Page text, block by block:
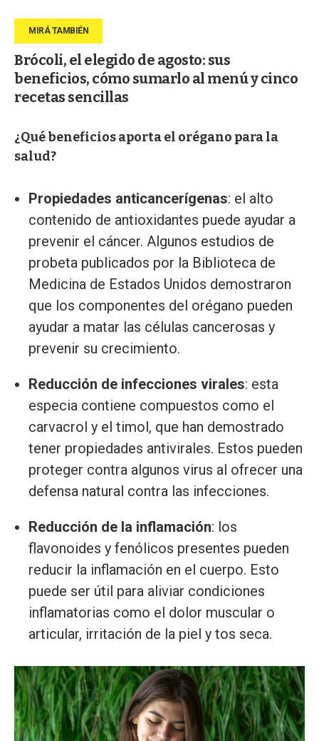
Brócoli, el elegido de agosto: sus
beneficios, cómo sumarlo al menú y cinco
recetas sencillas
¿Qué beneficios aporta el orégano para la
salud?
Propiedades anticancerígenas: el alto
contenido de antioxidantes puede ayudar a
prevenir el cáncer. Algunos estudios de
probeta publicados por la Biblioteca de
Medicina de Estados Unidos demostraron
que los componentes del orégano pueden
ayudar a matar las células cancerosas y
prevenir su crecimiento.
Reducción de infecciones virales: esta
especia contiene compuestos como el
carvacrol y el timol, que han demostrado
tener propiedades antivirales. Estos pueden
proteger contra algunos virus al ofrecer una
defensa natural contra las infecciones.
Reducción de la inflamación: los
flavonoides y fenólicos presentes pueden
reducir la inflamación en el cuerpo. Esto
puede ser útil para aliviar condiciones
inflamatorias como el dolor muscular o
articular, irritación de la piel y tos seca.